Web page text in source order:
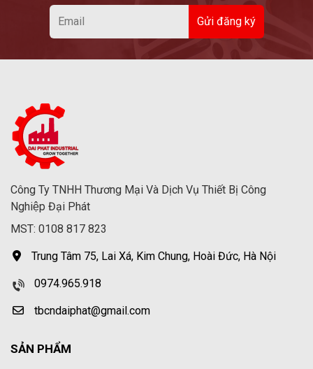
Công Ty TNHH Thương Mại Và Dịch Vụ Thiết Bị Công
Nghiệp Đại Phát
MST: 0108 817 823
Trung Tâm 75, Lai Xá, Kim Chung, Hoài Đức, Hà Nội
0974.965.918
tbcndaiphat@gmail.com
SẢN PHẨM